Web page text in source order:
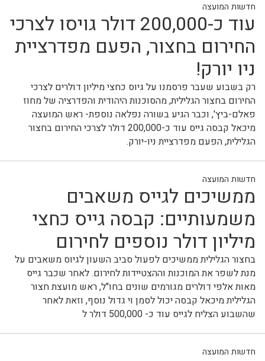
חדשות המועצה
עוד כ-200,000 דולר גויסו לצרכי
החירום בחצור, הפעם מפדרציית
ניו יורק!
רק בשבוע שעבר פרסמנו על גיוס כחצי מיליון דולרים לצרכי
החירום בחצור הגלילית, מהסוכנות היהודית והפדרציה של מחוז
פאלם-ביץ', וכבר הגיע בשורה נפלאה נוספת- ראש המועצה
מיכאל קבסה גייס עוד כ-200,000 דולר לצרכי החירום בחצור
הגלילית, הפעם מפדרציית ניו-יורק.
חדשות המועצה
ממשיכים לגייס משאבים
משמעותיים: קבסה גייס כחצי
מיליון דולר נוספים לחירום
בחצור הגלילית ממשיכים לפעול סביב השעון לגיוס משאבים על
מנת לשפר את המוכנות וההצטיידות לחירום. לאחר שכבר גייס
מאות אלפי דולרים מגורמים שונים בחו"ל, ראש מועצת חצור
הגלילית מיכאל קבסה יכול לסמן וי גדול נוסף, וזאת לאחר
שהשבוע הצליח לגייס עוד כ- 500,000 דולר ל
חדשות המועצה